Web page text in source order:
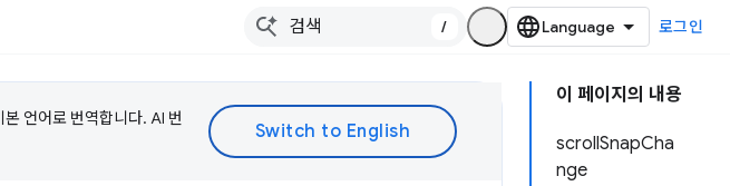
/ 로그인
이 페이지의 내용
scrollSnapCha
nge
언어로 번역합니다. AI 번